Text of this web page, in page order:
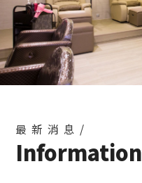
最新消息/
Information